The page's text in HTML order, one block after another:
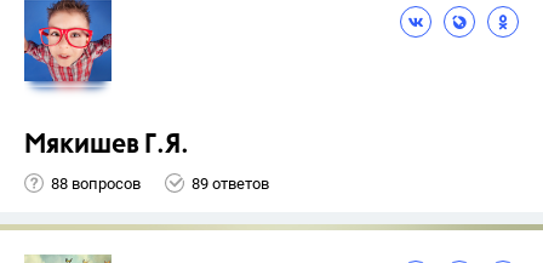
Мякишев Г.Я.
88 вопросов 89 ответов